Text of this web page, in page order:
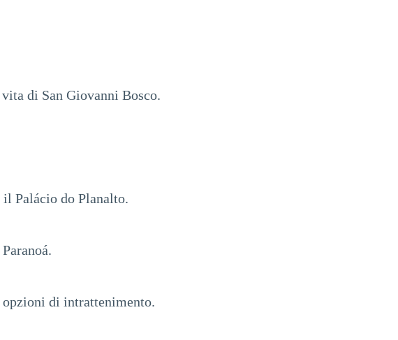
di San Giovanni Bosco.
il Palácio do Planalto.
opzioni di intrattenimento.